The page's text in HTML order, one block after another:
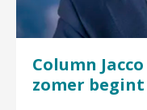
Column
zomer